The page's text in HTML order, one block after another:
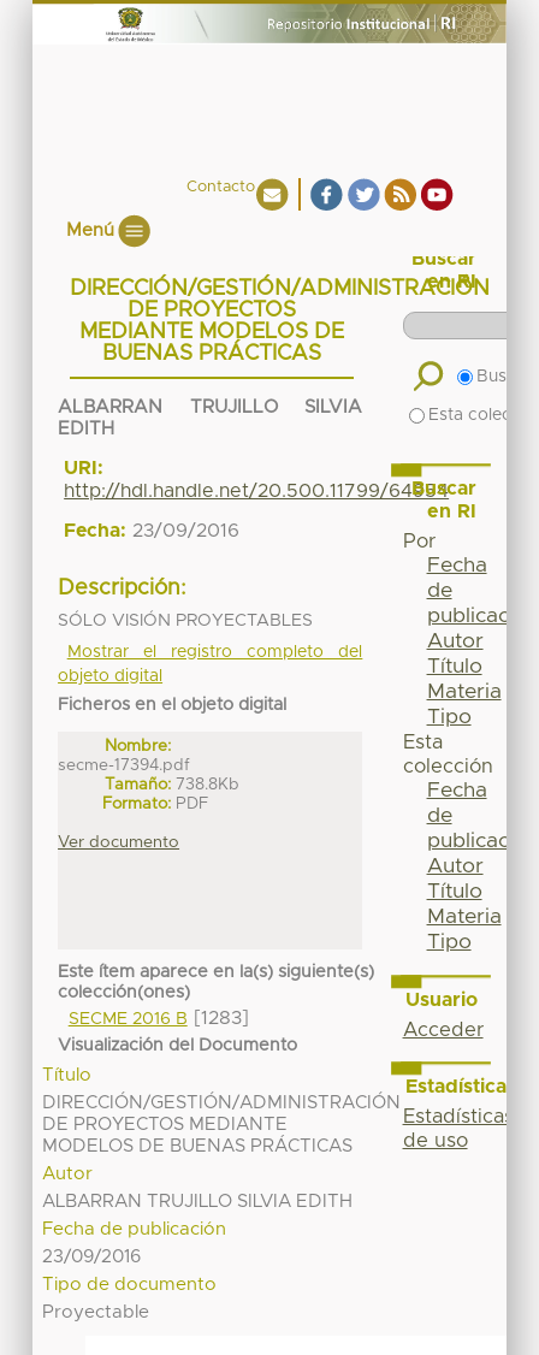
Contacto
Menú
DIRECCIÓN/GESTIÓN/ADMINISTRACIÓN
DE PROYECTOS
MEDIANTE MODELOS DE
BUENAS PRÁCTICAS
ALBARRAN TRUJILLO SILVIA
EDITH
URI:
http://hdl.handle.net/20.500.11799/64954
Fecha: 23/09/2016
Descripción:
SÓLO VISIÓN PROYECTABLES
Mostrar el registro completo del
objeto digital
Ficheros en el objeto digital
Nombre:
secme-17394.pdf
Tamaño: 738.8Kb
Formato: PDF
Ver documento
Este ítem aparece en la(s) siguiente(s)
colección(ones)
SECME 2016 B
[1283]
Visualización del Documento
Título
DIRECCIÓN/GESTIÓN/ADMINISTRACIÓN
DE PROYECTOS MEDIANTE
MODELOS DE BUENAS PRÁCTICAS
Autor
ALBARRAN TRUJILLO SILVIA EDITH
Fecha de publicación
23/09/2016
Tipo de documento
Proyectable
Buscar
en RI
Buscar
Esta
Buscar
en RI
Por
Fecha
de
publicación
Autor
Título
Materia
Tipo
Esta
colección
Fecha
de
publicación
Autor
Título
Materia
Tipo
Usuario
Acceder
Estadísticas
Estadísticas
de uso